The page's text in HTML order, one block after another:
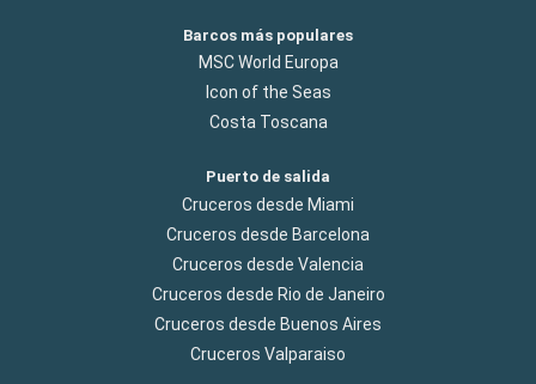
Barcos más populares
MSC World Europa
Icon of the Seas
Costa Toscana
Puerto de salida
Cruceros desde Miami
Cruceros desde Barcelona
Cruceros desde Valencia
Cruceros desde Rio de Janeiro
Cruceros desde Buenos Aires
Cruceros Valparaiso